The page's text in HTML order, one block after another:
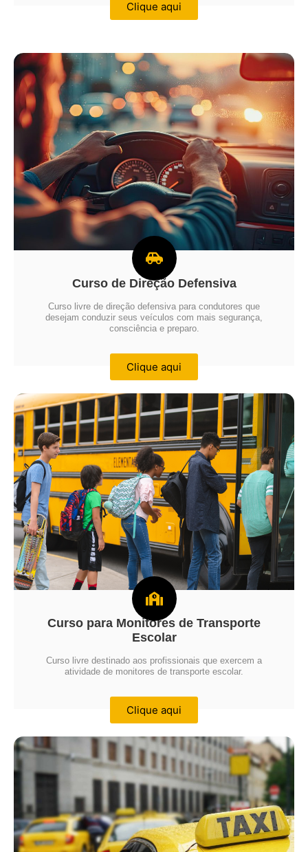
Clique aqui
Curso de Direção Defensiva
Curso livre de direção defensiva para condutores que
desejam conduzir seus veículos com mais segurança,
consciência e preparo.
Clique aqui
Curso para Monitores de Transporte
Escolar
Curso livre destinado aos profissionais que exercem a
atividade de monitores de transporte escolar.
Clique aqui